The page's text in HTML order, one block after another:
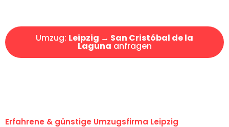
Umzug: Leipzig → San Cristóbal de la
Laguna anfragen
Erfahrene & günstige Umzugsfirma Leipzig